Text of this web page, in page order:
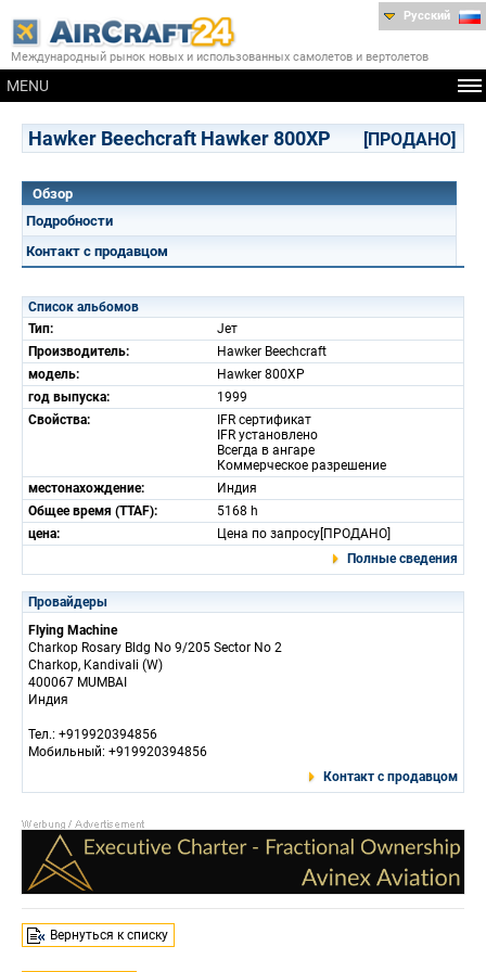
Международный рынок новых и использованных самолетов и вертолетов
MENU
Русский
Hawker Beechcraft Hawker 800XP [ПРОДАНО]
Обзор
Подробности
Контакт с продавцом
Список альбомов
Тип:
Jет
Производитель:
Hawker Beechcraft
модель:
Hawker 800XP
год выпуска:
1999
Свойства:
IFR сертификат
IFR установлено
Всегда в ангаре
Коммерческое разрешение
местонахождение:
Индия
Общее время (TTAF):
5168 h
цена:
Цена по запросу[ПРОДАНО]
Полные сведения
Провайдеры
Flying Machine
Charkop Rosary Bldg No 9/205 Sector No 2
Charkop, Kandivali (W)
400067 MUMBAI
Индия
Тел.: +919920394856
Мобильный: +919920394856
Контакт с продавцом
Вернуться к списку